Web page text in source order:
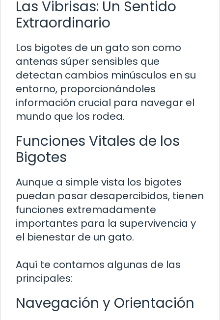
Las Vibrisas: Un Sentido
Extraordinario
Los bigotes de un gato son como
antenas súper sensibles que
detectan cambios minúsculos en su
entorno, proporcionándoles
información crucial para navegar el
mundo que los rodea.
Funciones Vitales de los
Bigotes
Aunque a simple vista los bigotes
puedan pasar desapercibidos, tienen
funciones extremadamente
importantes para la supervivencia y
el bienestar de un gato.
Aquí te contamos algunas de las
principales:
Navegación y Orientación